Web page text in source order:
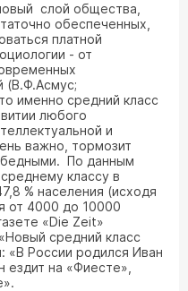
слой общества,
обеспеченных,
платной
- от
(В.Ф.Асмус;
именно средний класс
любого
и
важно, тормозит
По данным
классу в
% населения (исходя
от 4000 до 10000
«Die Zeit»
средний класс
«В России родился Иван
на «Фиесте»,